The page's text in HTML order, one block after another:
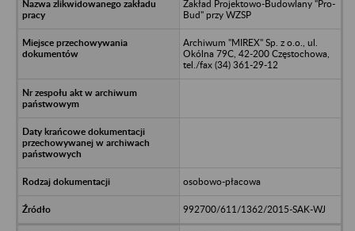
Zakład Projektowo-Budowlany "Pro-
Bud" przy WZSP
Archiwum "MIREX" Sp. z o.o., ul.
Okólna 79C, 42-200 Częstochowa,
tel./fax (34) 361-29-12
osobowo-płacowa
992700/611/1362/2015-SAK-WJ